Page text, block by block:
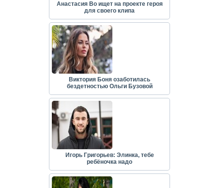
Анастасия Во ищет на проекте героя
для своего клипа
Виктория Боня озаботилась
бездетностью Ольги Бузовой
Игорь Григорьев: Элинка, тебе
ребёночка надо